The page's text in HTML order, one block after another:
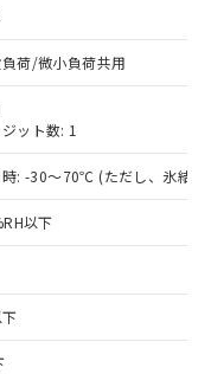
荷/微小負荷共用
ット数: 1
: -30～70℃ (ただし、氷結し
以下